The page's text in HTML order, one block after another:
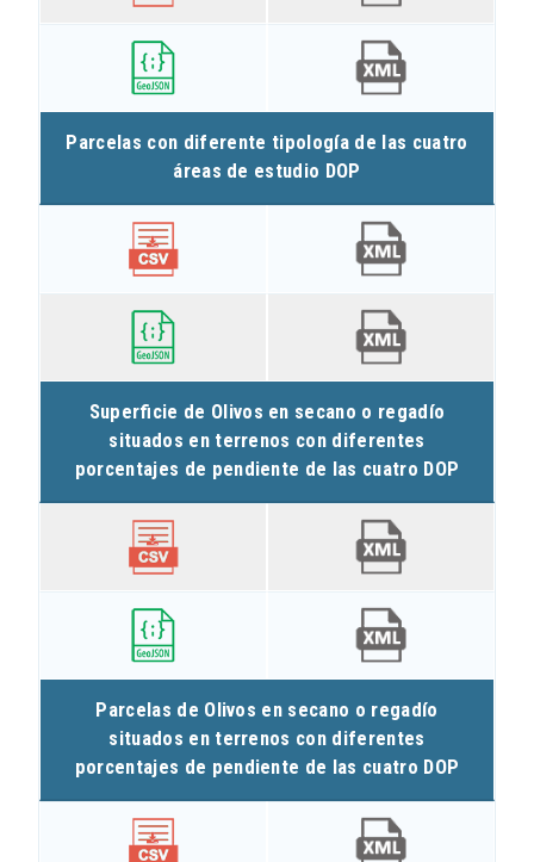
Parcelas con diferente tipología de las cuatro
áreas de estudio DOP
Superficie de Olivos en secano o regadío
situados en terrenos con diferentes
porcentajes de pendiente de las cuatro DOP
Parcelas de Olivos en secano o regadío
situados en terrenos con diferentes
porcentajes de pendiente de las cuatro DOP